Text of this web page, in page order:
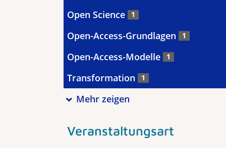
Open Science 1
Open-Access-Grundlagen 1
Open-Access-Modelle 1
Transformation 1
Mehr zeigen
Veranstaltungsart